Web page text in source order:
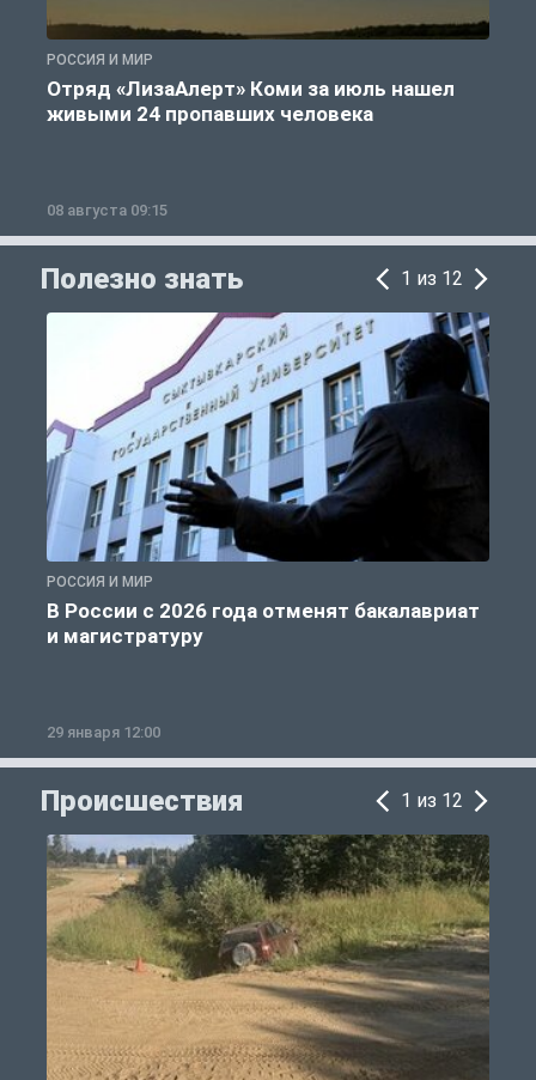
РОССИЯ И МИР
Отряд «ЛизаАлерт» Коми за июль нашел
живыми 24 пропавших человека
08 августа 09:15
Полезно знать 1 из 12
РОССИЯ И МИР
В России с 2026 года отменят бакалавриат
и магистратуру
29 января 12:00
Происшествия 1 из 12